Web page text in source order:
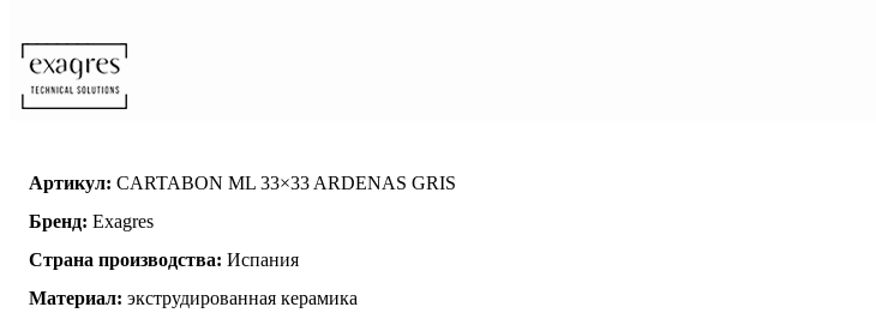
Артикул: CARTABON ML 33×33 ARDENAS GRIS
Бренд: Exagres
Страна производства: Испания
Материал: экструдированная керамика